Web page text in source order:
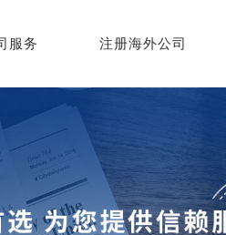
服务 注册海外公司